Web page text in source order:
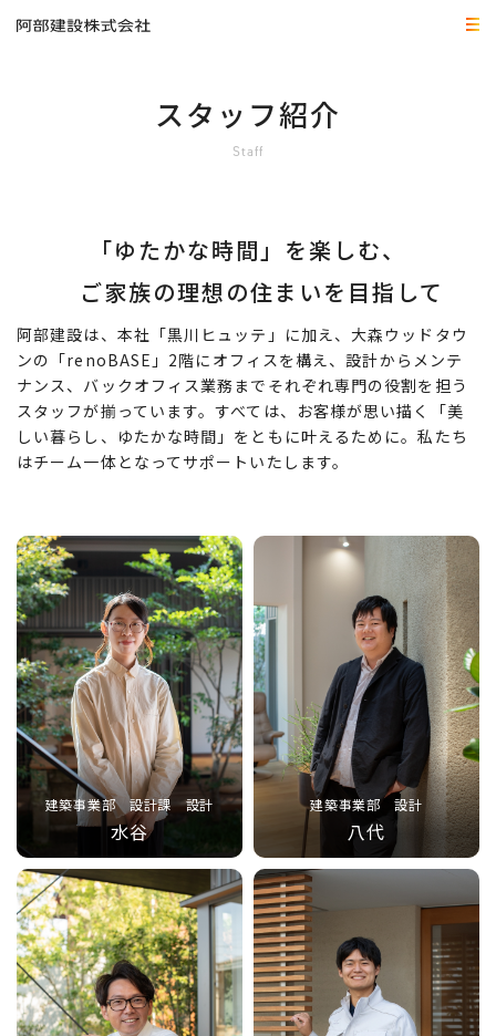
スタッフ紹介
Staff
「ゆたかな時間」を楽しむ、
ご家族の理想の住まいを目指して
阿部建設は、本社「黒川ヒュッテ」に加え、大森ウッドタウ
ンの 「renoBASE」2階にオフィスを構え、設計からメンテ
ナンス、バックオフィス業務までそれぞれ専門の役割を担う
スタッフが揃っています。すべては、お客様が思い描く「美
しい暮らし、ゆたかな時間」をともに叶えるために。私たち
はチーム一体となってサポートいたします。
建築事業部 設計課 設計
水谷
建築事業部 設計
八代